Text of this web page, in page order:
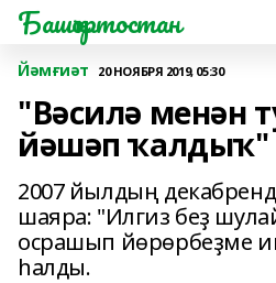
Башҡортостан
Йәмғиәт 20 НОЯБРЯ 2019, 05:30
"Вәсилә менән
йәшәп ҡалдыҡ"
2007 йылдың
шаяра: "Илгиз беҙ
осрашып йөрөрбеҙме
һалды.